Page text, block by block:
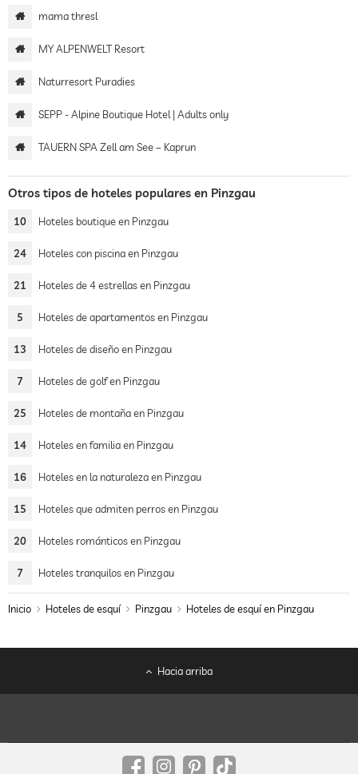
mama thresl
MY ALPENWELT Resort
Naturresort Puradies
SEPP - Alpine Boutique Hotel | Adults only
TAUERN SPA Zell am See – Kaprun
Otros tipos de hoteles populares en Pinzgau
10 Hoteles boutique en Pinzgau
24 Hoteles con piscina en Pinzgau
21 Hoteles de 4 estrellas en Pinzgau
5 Hoteles de apartamentos en Pinzgau
13 Hoteles de diseño en Pinzgau
7 Hoteles de golf en Pinzgau
25 Hoteles de montaña en Pinzgau
14 Hoteles en familia en Pinzgau
16 Hoteles en la naturaleza en Pinzgau
15 Hoteles que admiten perros en Pinzgau
20 Hoteles románticos en Pinzgau
7 Hoteles tranquilos en Pinzgau
Inicio Hoteles de esquí Pinzgau Hoteles de esquí en Pinzgau
Hacia arriba